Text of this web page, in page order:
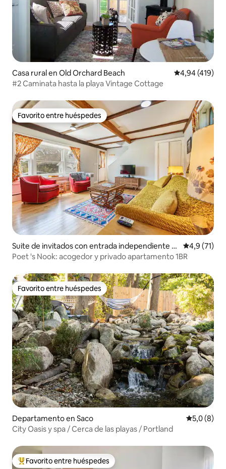
Casa rural en Old Orchard Beach Calificación
4,94 (419)
#2 Caminata hasta la playa Vintage Cottage
Favorito entre huéspedes
Favorito entre huéspedes
Suite de invitados con entrada independiente e
n Scarborough
Calificación
4,9 (71)
Poet 's Nook: acogedor y privado apartamento 1BR
Favorito entre huéspedes
Favorito entre huéspedes
Departamento en Saco
5,0 (8)
City Oasis y spa / Cerca de las playas / Portland
Favorito entre los huéspedes más destacados
Favorito entre huéspedes